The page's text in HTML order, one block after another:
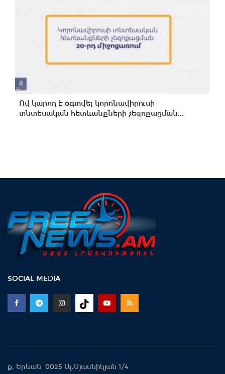
Ով կարող է օգտվել կորոնավիրուսի
տնտեսական հետևանքների չեզոքացման...
SOCIAL MEDIA
ք. Երևան 0025 Ալ.Մյասնիկյան 1/4